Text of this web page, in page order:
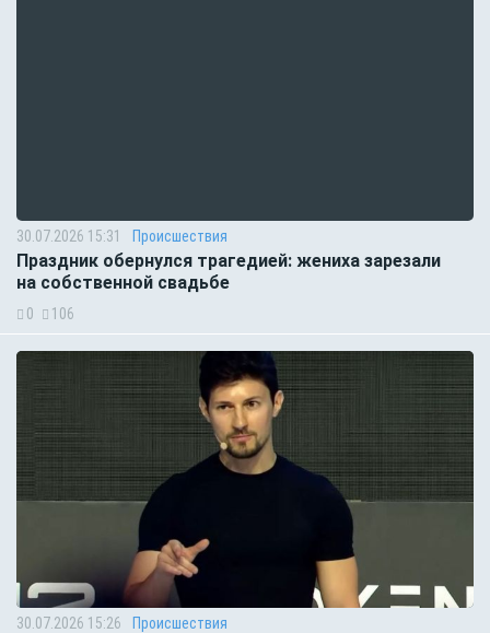
30.07.2026 15:31 Происшествия
Праздник обернулся трагедией: жениха зарезали
на собственной свадьбе
0 106
30.07.2026 15:26 Происшествия